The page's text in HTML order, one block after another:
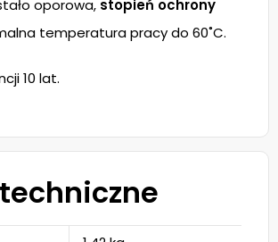
oporowa, stopień ochrony
temperatura pracy do 60˚C.
10 lat.